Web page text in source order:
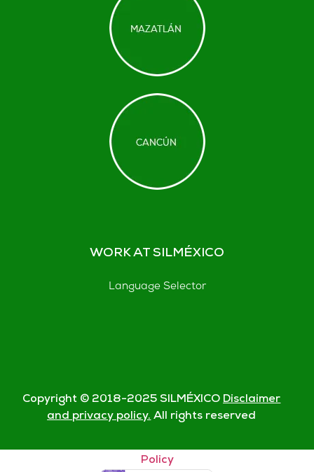
WORK AT SILMÉXICO
Language Selector
Copyright © 2018-2025 SILMÉXICO Disclaimer
and privacy policy. All rights reserved
Policy